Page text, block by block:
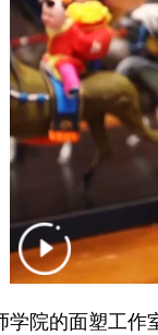
的面塑工作